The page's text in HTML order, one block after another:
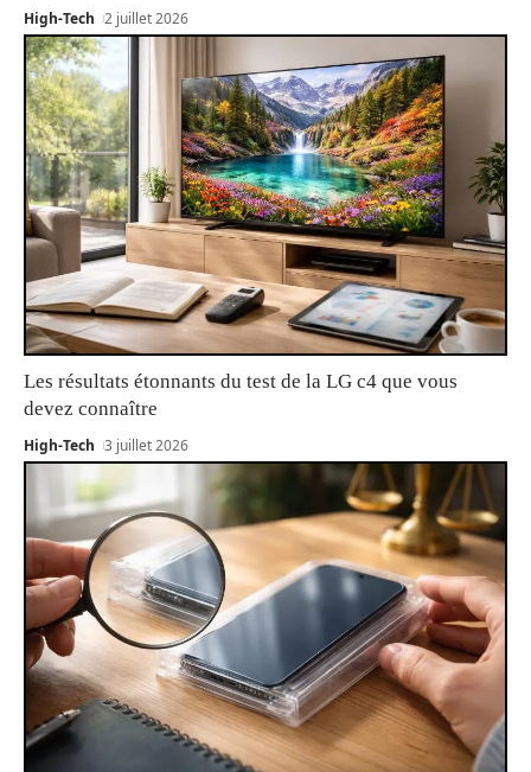
High-Tech 2 juillet 2026
Les résultats étonnants du test de la LG c4 que vous
devez connaître
High-Tech 3 juillet 2026